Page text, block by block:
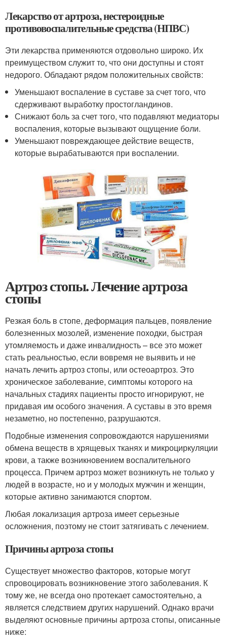
Лекарство от артроза, нестероидные
противовоспалительные средства (НПВС)
Эти лекарства применяются отдовольно широко. Их
преимуществом служит то, что они доступны и стоят
недорого. Обладают рядом положительных свойств:
Уменьшают воспаление в суставе за счет того, что
сдерживают выработку простогландинов.
Снижают боль за счет того, что подавляют медиаторы
воспаления, которые вызывают ощущение боли.
Уменьшают повреждающее действие веществ,
которые вырабатываются при воспалении.
Артроз стопы. Лечение артроза
стопы
Резкая боль в стопе, деформация пальцев, появление
болезненных мозолей, изменение походки, быстрая
утомляемость и даже инвалидность – все это может
стать реальностью, если вовремя не выявить и не
начать лечить артроз стопы, или остеоартроз. Это
хроническое заболевание, симптомы которого на
начальных стадиях пациенты просто игнорируют, не
придавая им особого значения. А суставы в это время
незаметно, но постепенно, разрушаются.
Подобные изменения сопровождаются нарушениями
обмена веществ в хрящевых тканях и микроциркуляции
крови, а также возникновением воспалительного
процесса. Причем артроз может возникнуть не только у
людей в возрасте, но и у молодых мужчин и женщин,
которые активно занимаются спортом.
Любая локализация артроза имеет серьезные
осложнения, поэтому не стоит затягивать с лечением.
Причины артроза стопы
Существует множество факторов, которые могут
спровоцировать возникновение этого заболевания. К
тому же, не всегда оно протекает самостоятельно, а
является следствием других нарушений. Однако врачи
выделяют основные причины артроза стопы, описанные
ниже: